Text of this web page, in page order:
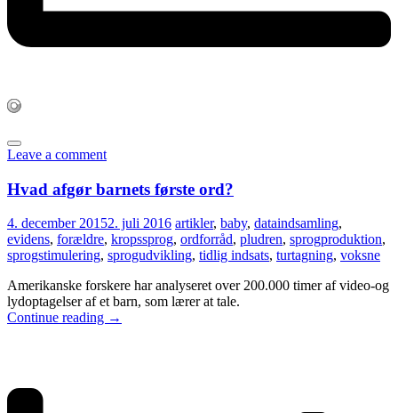
Leave a comment
Hvad afgør barnets første ord?
4. december 20152. juli 2016 artikler, baby, dataindsamling,
evidens, forældre, kropssprog, ordforråd, pludren, sprogproduktion,
sprogstimulering, sprogudvikling, tidlig indsats, turtagning, voksne
Amerikanske forskere har analyseret over 200.000 timer af video-og
lydoptagelser af et barn, som lærer at tale.
Continue reading →